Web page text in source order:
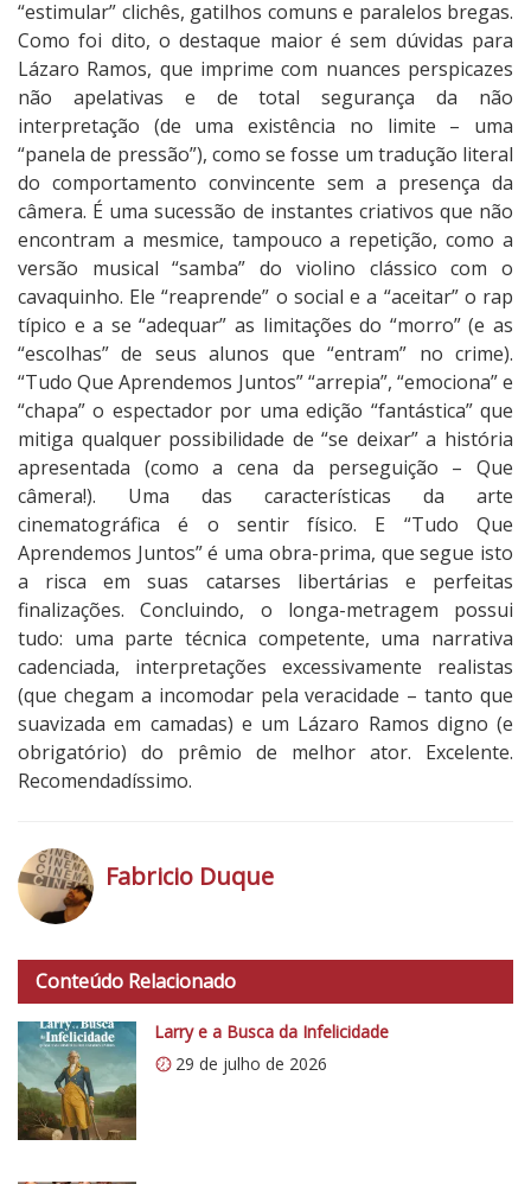
“estimular” clichês, gatilhos comuns e paralelos bregas.
Como foi dito, o destaque maior é sem dúvidas para
Lázaro Ramos, que imprime com nuances perspicazes
não apelativas e de total segurança da não
interpretação (de uma existência no limite – uma
“panela de pressão”), como se fosse um tradução literal
do comportamento convincente sem a presença da
câmera. É uma sucessão de instantes criativos que não
encontram a mesmice, tampouco a repetição, como a
versão musical “samba” do violino clássico com o
cavaquinho. Ele “reaprende” o social e a “aceitar” o rap
típico e a se “adequar” as limitações do “morro” (e as
“escolhas” de seus alunos que “entram” no crime).
“Tudo Que Aprendemos Juntos” “arrepia”, “emociona” e
“chapa” o espectador por uma edição “fantástica” que
mitiga qualquer possibilidade de “se deixar” a história
apresentada (como a cena da perseguição – Que
câmera!). Uma das características da arte
cinematográfica é o sentir físico. E “Tudo Que
Aprendemos Juntos” é uma obra-prima, que segue isto
a risca em suas catarses libertárias e perfeitas
finalizações. Concluindo, o longa-metragem possui
tudo: uma parte técnica competente, uma narrativa
cadenciada, interpretações excessivamente realistas
(que chegam a incomodar pela veracidade – tanto que
suavizada em camadas) e um Lázaro Ramos digno (e
obrigatório) do prêmio de melhor ator. Excelente.
Recomendadíssimo.
o
t
C
í
t
i
o
t
p
s
:
/
/
Fabricio Duque
Conteúdo Relacionado
Larry e a Busca da Infelicidade
29 de julho de 2026